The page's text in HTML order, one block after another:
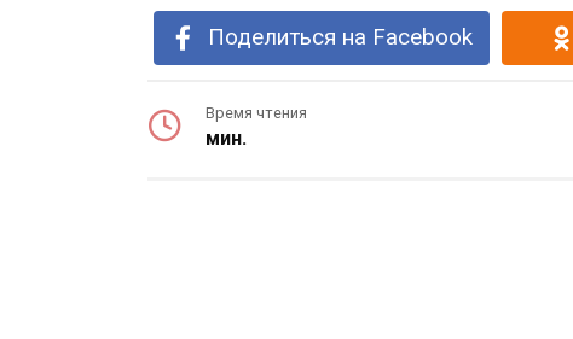
Поделиться на Facebook
Время чтения
мин.